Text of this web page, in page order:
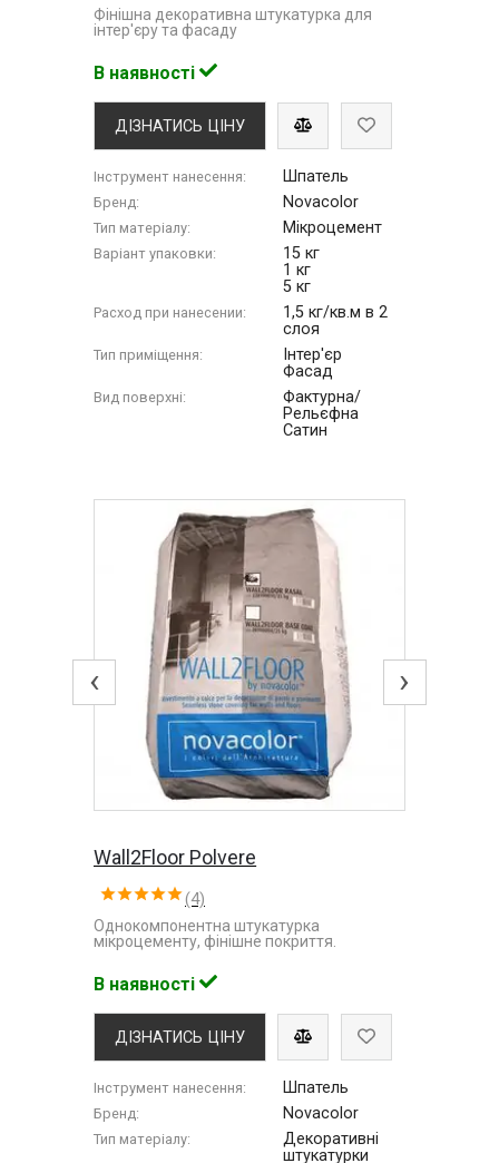
Фінішна декоративна штукатурка для
інтер'єру та фасаду
В наявності
ДІЗНАТИСЬ ЦІНУ
Інструмент нанесення: Шпатель
Бренд: Novacolor
Тип матеріалу: Мікроцемент
Варіант упаковки:
15 кг
1 кг
5 кг
Расход при нанесении:
1,5 кг/кв.м в 2
слоя
Тип приміщення:
Інтер'єр
Фасад
Вид поверхні:
Фактурна/
Рельєфна
Сатин
‹ ›
Wall2Floor Polvere
(4)
Однокомпонентна штукатурка
мікроцементу, фінішне покриття.
В наявності
ДІЗНАТИСЬ ЦІНУ
Інструмент нанесення: Шпатель
Бренд: Novacolor
Тип матеріалу:
Декоративні
штукатурки